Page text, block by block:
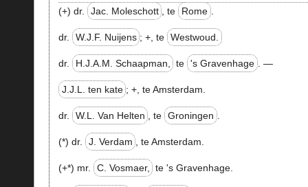
(+) dr.
Jac. Moleschott , te Rome .
dr. W.J.F. Nuijens ;+ , te Westwoud.
dr. H.J.A.M. Schaapman, te 's Gravenhage . —
J.J.L. ten kate ;+ , te Amsterdam.
dr. W.L. Van Helten , te Groningen
(*) dr. J. Verdam , te Amsterdam.
(+*) mr. C. Vosmaer, te 's Gravenhage.